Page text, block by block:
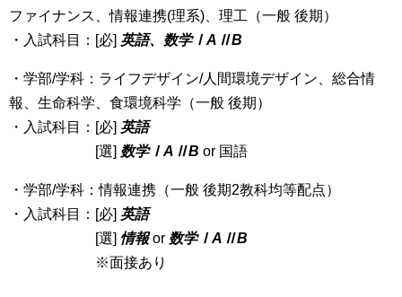
ファイナンス、情報連携(理系)、理工（一般 後期）
・入試科目：[必] 英語、数学ⅠAⅡB
・学部/学科：ライフデザイン/人間環境デザイン、総合情
報、生命科学、食環境科学（一般 後期）
・入試科目：[必] 英語
[選] 数学ⅠAⅡB or 国語
・学部/学科：情報連携（一般 後期2教科均等配点）
・入試科目：[必] 英語
[選] 情報or 数学ⅠAⅡB
※面接あり